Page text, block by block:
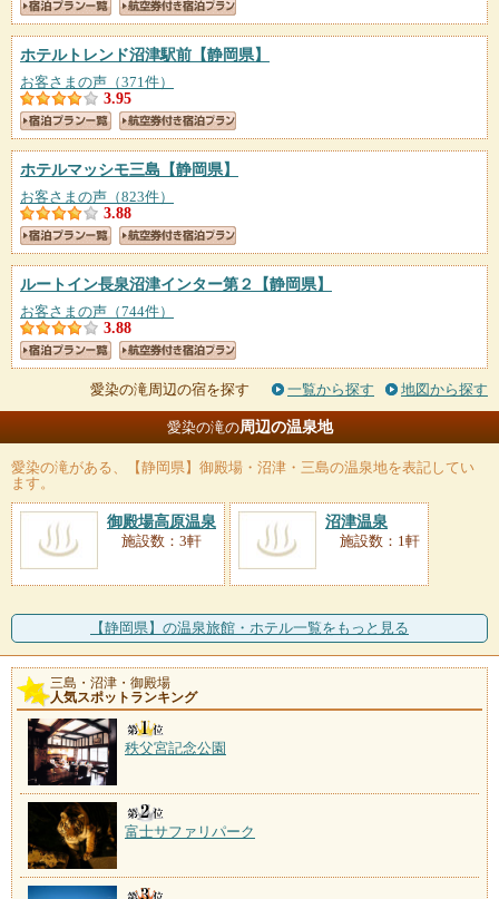
ホテルトレンド沼津駅前 【静岡県】
お客さまの声（371件）
3.95
ホテルマッシモ三島 【静岡県】
お客さまの声（823件）
3.88
ルートイン長泉沼津インター第２ 【静岡県】
お客さまの声（744件）
3.88
愛染の滝周辺の宿を探す 一覧から探す 地図から探す
愛染の滝の周辺の温泉地
愛染の滝がある、【静岡県】御殿場・沼津・三島の温泉地を表記してい
ます。
御殿場高原温泉
施設数：3軒
沼津温泉
施設数：1軒
【静岡県】の温泉旅館・ホテル一覧をもっと見る
三島・沼津・御殿場
人気スポットランキング
秩父宮記念公園
富士サファリパーク